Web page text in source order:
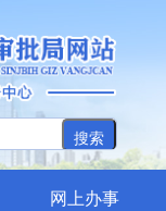
搜索
网上办事